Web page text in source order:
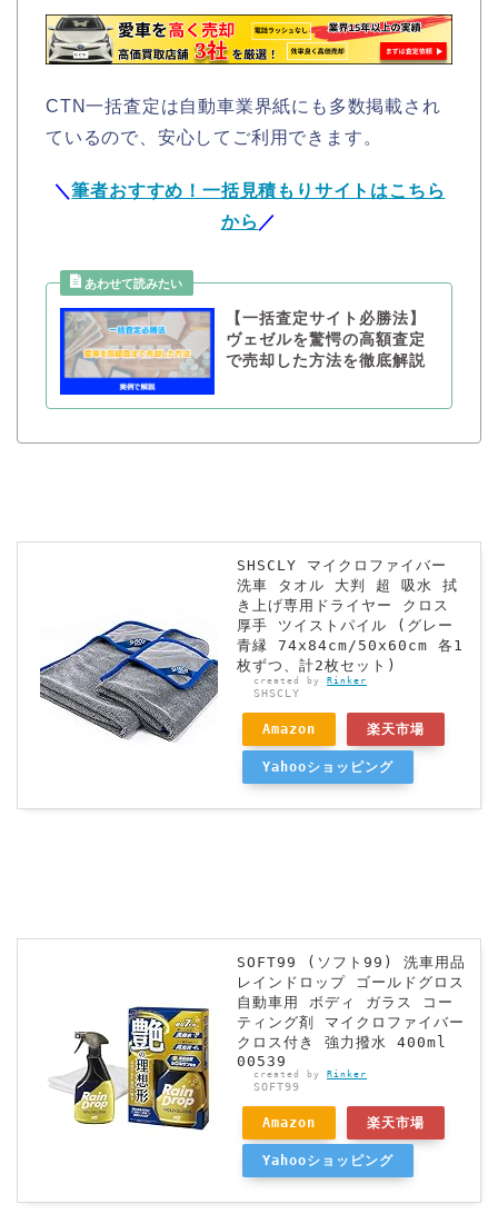
CTN一括査定は自動車業界紙にも多数掲載され
ているので、安心してご利用できます。
＼筆者おすすめ！一括見積もりサイトはこちら
から ／
【一括査定サイト必勝法】
ヴェゼルを驚愕の高額査定
で売却した方法を徹底解説
SHSCLY マイクロファイバー
洗車 タオル 大判 超 吸水 拭
き上げ専用ドライヤー クロス
厚手 ツイストパイル (グレー
青縁 74x84cm/50x60cm 各1
枚ずつ、計2枚セット)
created by Rinker
SHSCLY
Amazon 楽天市場
Yahooショッピング
SOFT99 (ソフト99) 洗車用品
レインドロップ ゴールドグロス
自動車用 ボディ ガラス コー
ティング剤 マイクロファイバー
クロス付き 強力撥水 400ml
00539
created by Rinker
SOFT99
Amazon 楽天市場
Yahooショッピング